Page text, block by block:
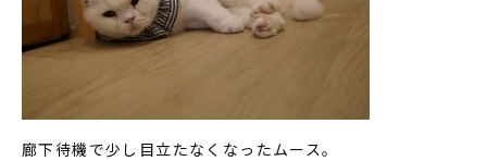
廊下待機で少し目立たなくなったムース。